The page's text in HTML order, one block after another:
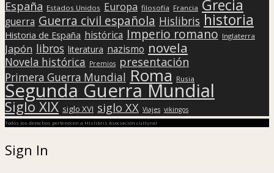
España Estados Unidos Europa filosofía Francia Grecia
guerra Guerra civil española Hislibris historia
Historia de España histórica Imperio romano Inglaterra
Japón libros literatura nazismo novela
Novela histórica Premios presentación
Primera Guerra Mundial Roma Rusia
Segunda Guerra Mundial
Siglo XIX siglo XVI siglo XX Viajes vikingos
Todos los derechos pertenecen a Hislibris Asociación cultural
Sign In